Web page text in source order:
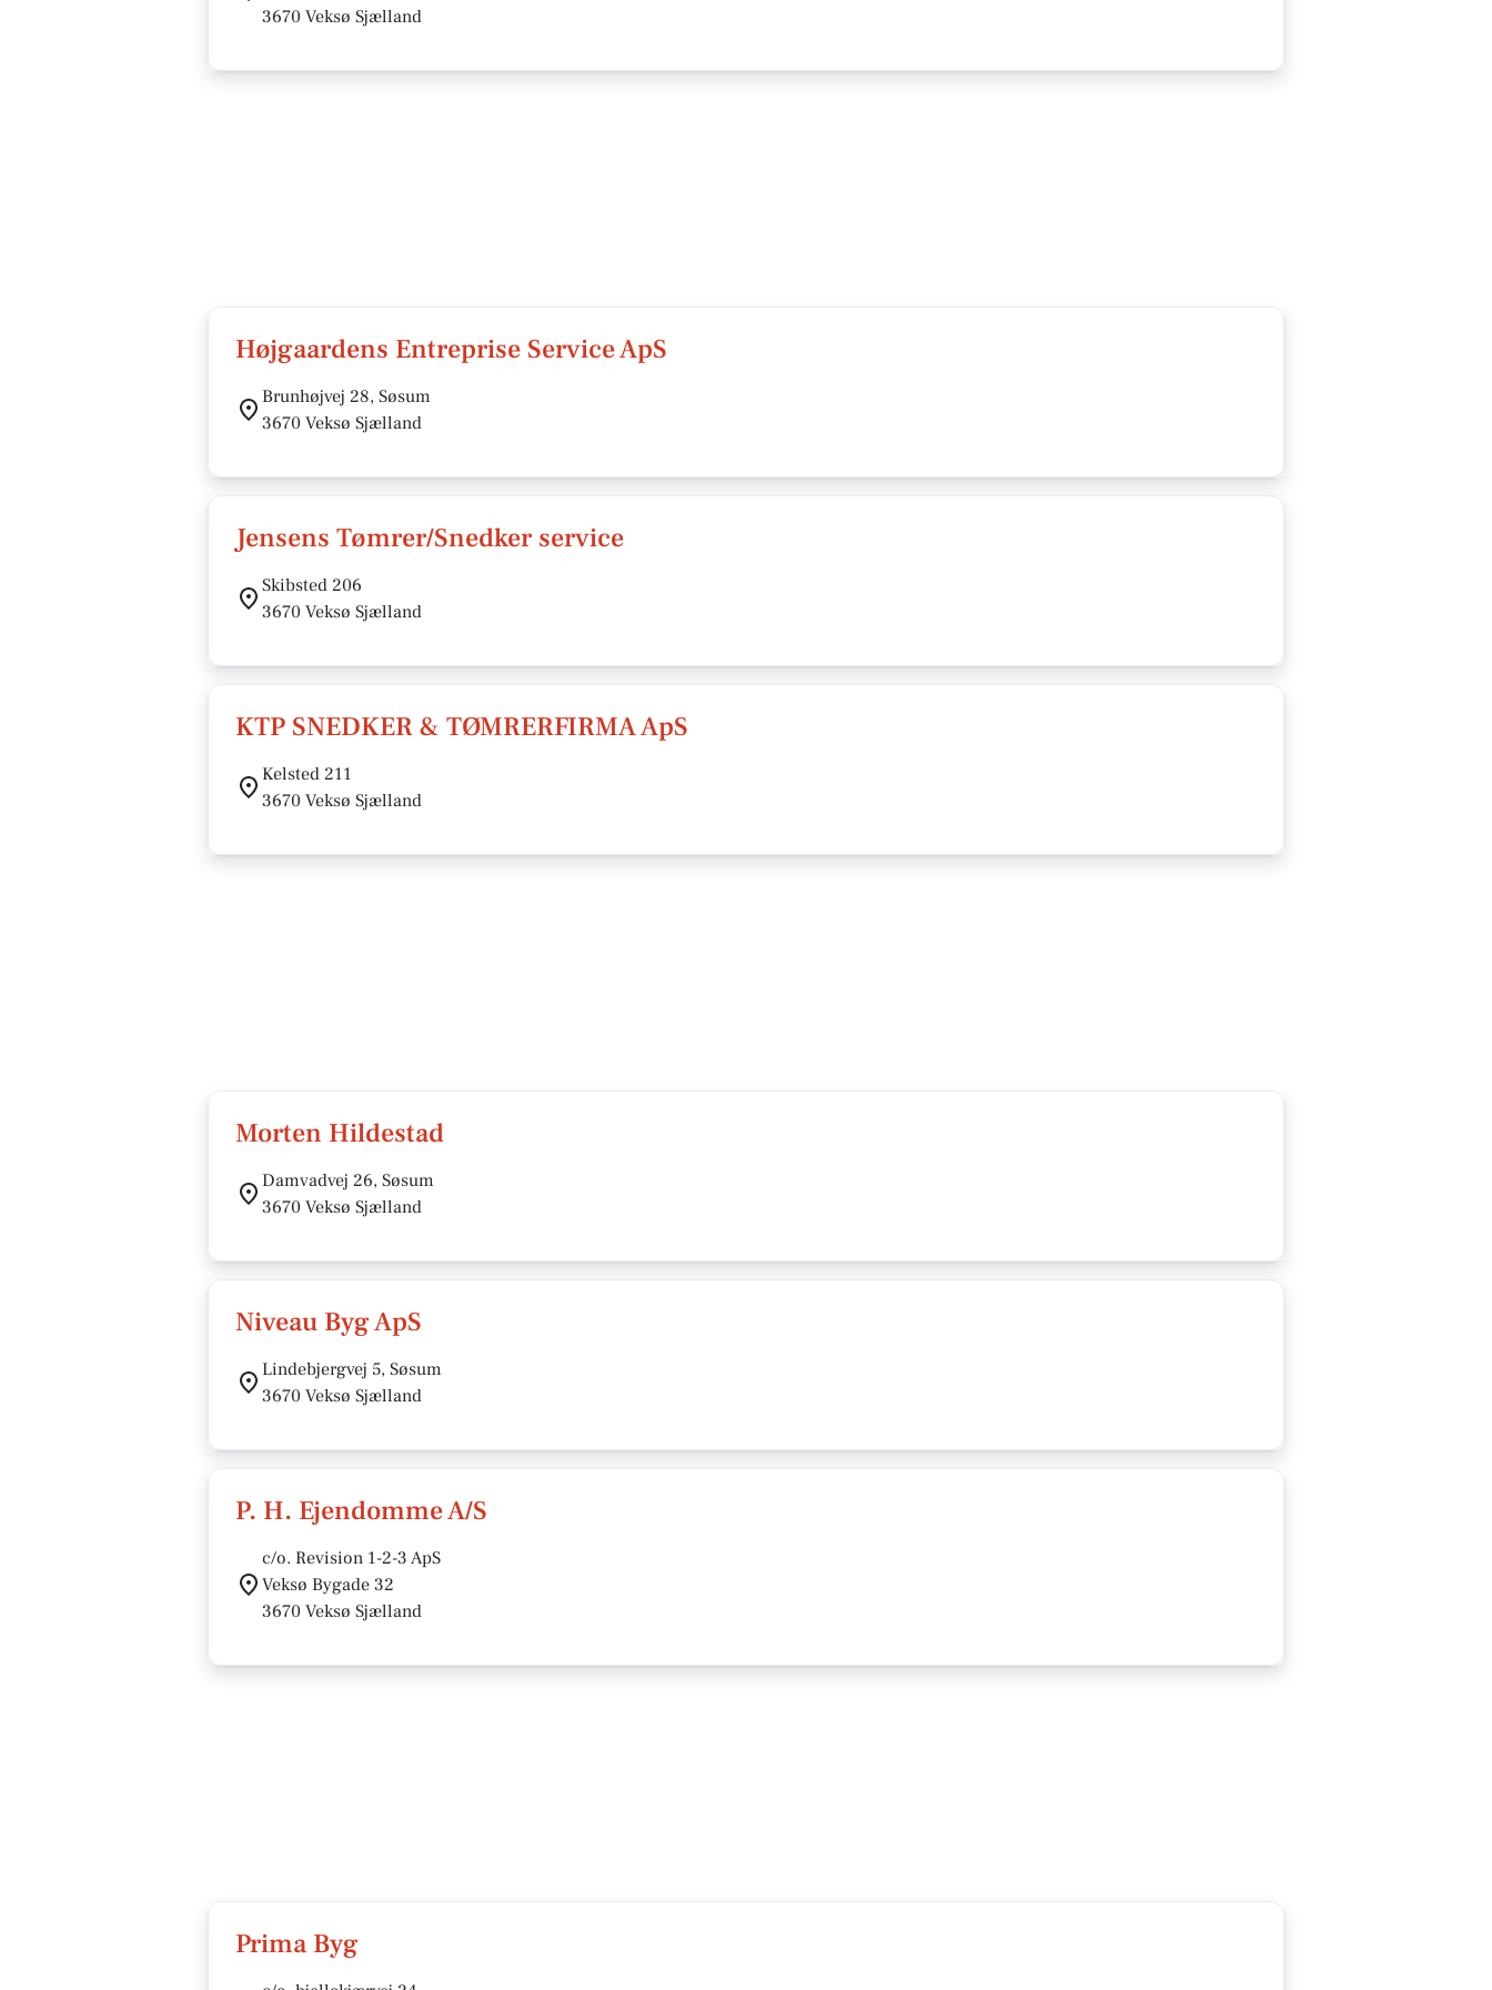
3670 Veksø Sjælland
Højgaardens Entreprise Service ApS
Brunhøjvej 28, Søsum
3670 Veksø Sjælland
Jensens Tømrer/Snedker service
Skibsted 206
3670 Veksø Sjælland
KTP SNEDKER & TØMRERFIRMA ApS
Kelsted 211
3670 Veksø Sjælland
Morten Hildestad
Damvadvej 26, Søsum
3670 Veksø Sjælland
Niveau Byg ApS
Lindebjergvej 5, Søsum
3670 Veksø Sjælland
P. H. Ejendomme A/S
c/o. Revision 1-2-3 ApS
Veksø Bygade 32
3670 Veksø Sjælland
Prima Byg